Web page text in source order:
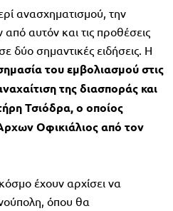
ανασχηματισμού, την
αυτόν και τις προθέσεις
σημαντικές ειδήσεις. Η
του εμβολιασμού στις
της διασποράς και
Τσιόδρα, ο οποίος
Οφικιάλιος από τον
έχουν αρχίσει να
όπου θα